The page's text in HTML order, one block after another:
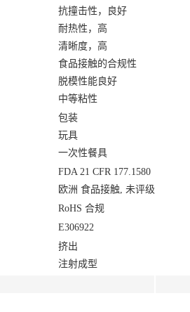
抗撞击性，良好
耐热性，高
清晰度，高
食品接触的合规性
脱模性能良好
中等粘性
包装
玩具
一次性餐具
FDA 21 CFR 177.1580
欧洲 食品接触, 未评级
RoHS 合规
E306922
挤出
注射成型